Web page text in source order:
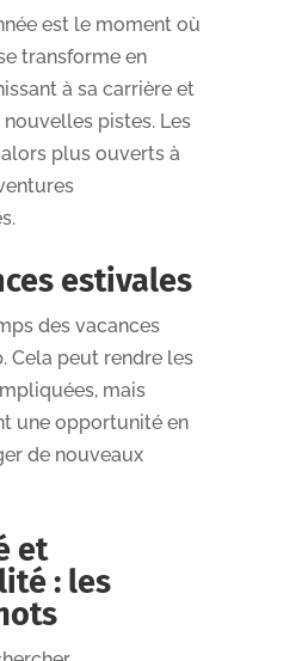
est le moment où
transforme en
à sa carrière et
pistes. Les
plus ouverts à
estivales
des vacances
Cela peut rendre les
mais
une opportunité en
de nouveaux
et
: les